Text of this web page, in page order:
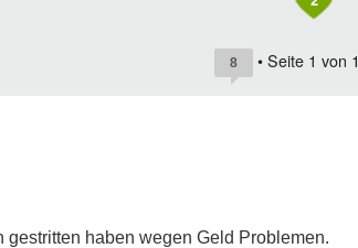
8 • Seite 1 von 1
haben wegen Geld Problemen.